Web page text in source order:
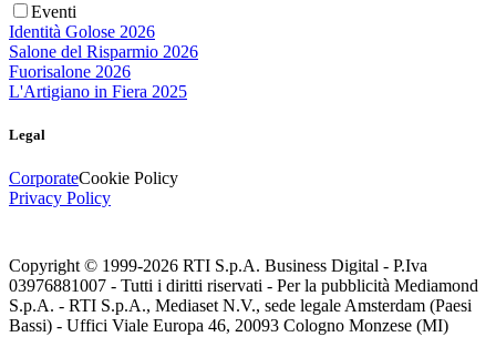
Eventi
Identità Golose 2026
Salone del Risparmio 2026
Fuorisalone 2026
L'Artigiano in Fiera 2025
Legal
CorporateCookie Policy
Privacy Policy
Copyright © 1999-2026 RTI S.p.A. Business Digital - P.Iva
03976881007 - Tutti i diritti riservati - Per la pubblicità Mediamond
S.p.A. - RTI S.p.A., Mediaset N.V., sede legale Amsterdam (Paesi
Bassi) - Uffici Viale Europa 46, 20093 Cologno Monzese (MI)